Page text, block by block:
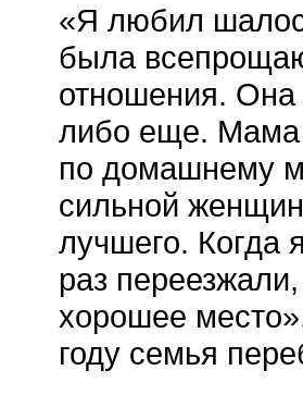
«Я любил
была
отношения.
либо еще. Мама
по домашнему
сильной
лучшего. Когда
раз
хорошее
году семья